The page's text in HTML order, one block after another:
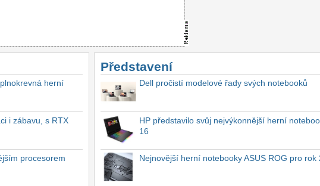
herní
i zábavu, s RTX
procesorem
Představení
Dell pročistí modelové řady svých notebooků
HP představilo svůj nejvýkonnější herní
16
Nejnovější herní notebooky ASUS ROG pro rok